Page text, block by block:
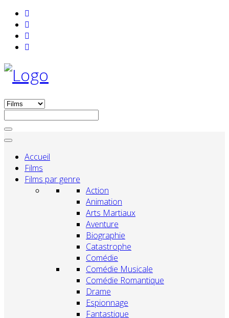
Accueil
Films
Films par genre
Action
Animation
Arts Martiaux
Aventure
Biographie
Catastrophe
Comédie
Comédie Musicale
Comédie Romantique
Drame
Espionnage
Fantastique